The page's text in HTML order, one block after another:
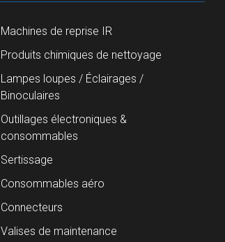
Machines de reprise IR
Produits chimiques de nettoyage
Lampes loupes / Éclairages /
Binoculaires
Outillages électroniques &
consommables
Sertissage
Consommables aéro
Connecteurs
Valises de maintenance